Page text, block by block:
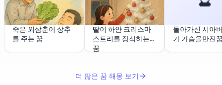
죽은 외삼춘이 상추
를 주는 꿈
딸이 하얀 크리스마
스트리를 장식하는
꿈
돌아가신 시아
가 가슴을만진
더 많은 꿈 해몽 보기